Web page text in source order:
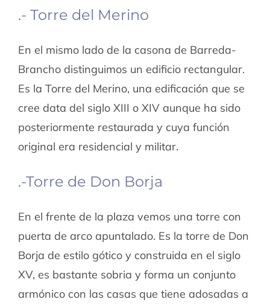
.- Torre del Merino
En el mismo lado de la casona de Barreda-
Brancho distinguimos un edificio rectangular.
Es la Torre del Merino, una edificación que se
cree data del siglo XIII o XIV aunque ha sido
posteriormente restaurada y cuya función
original era residencial y militar.
.-Torre de Don Borja
En el frente de la plaza vemos una torre con
puerta de arco apuntalado. Es la torre de Don
Borja de estilo gótico y construida en el siglo
XV, es bastante sobria y forma un conjunto
armónico con las casas que tiene adosadas a